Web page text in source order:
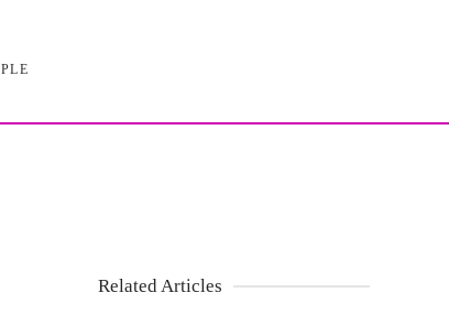
Related Articles